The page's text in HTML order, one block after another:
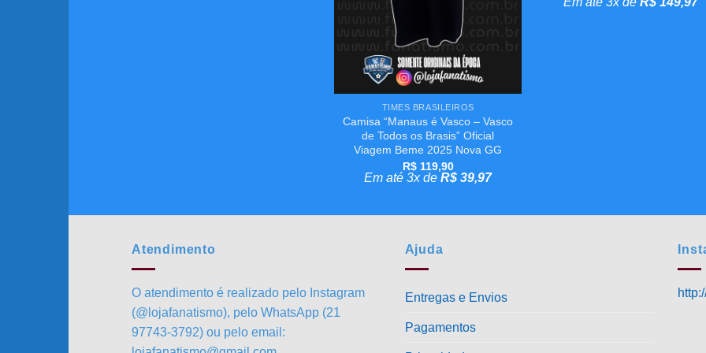
TIMES BRASILEIROS
Camisa “Manaus é Vasco – Vasco
de Todos os Brasis” Oficial
Viagem Beme 2025 Nova GG
R$119,90
Em até 3x deR$ 39,97
Atendimento
O atendimento é realizado pelo Instagram
(@lojafanatismo), pelo WhatsApp (21
97743-3792) ou pelo email:
Ajuda
Entregas e Envios
Pagamentos